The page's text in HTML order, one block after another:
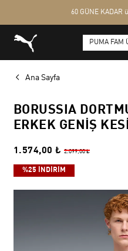
Ana Sayfa
BORUSSIA
ERKEK GENIŞ
1.574,00 ₺ 2.099,00 ₺
%25 İNDİRİM